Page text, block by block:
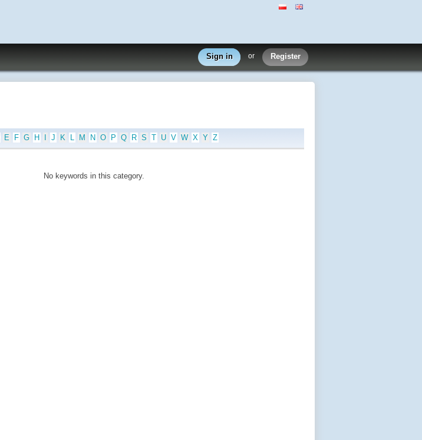
Sign in or Register
E F G H J K L M N O P Q R S T U V W X Y Z
No keywords in this category.